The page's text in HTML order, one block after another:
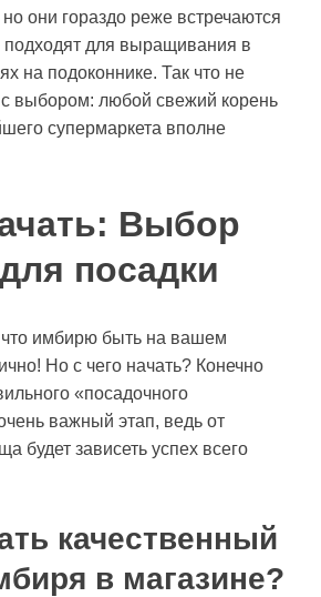
они гораздо реже встречаются
подходят для выращивания в
на подоконнике. Так что не
выбором: любой свежий корень
супермаркета вполне
Выбор
посадки
имбирю быть на вашем
Но с чего начать? Конечно
«посадочного
важный этап, ведь от
будет зависеть успех всего
качественный
в магазине?